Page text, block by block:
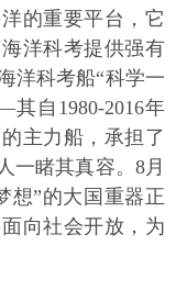
的重要平台，它
洋科考提供强有
洋科考船“科学一
自1980-2016年
主力船，承担了
一睹其真容。8月
想”的大国重器正
向社会开放，为